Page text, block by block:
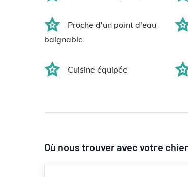
Proche d'un point d'eau
baignable
Cuisine équipée
Où nous trouver avec votre